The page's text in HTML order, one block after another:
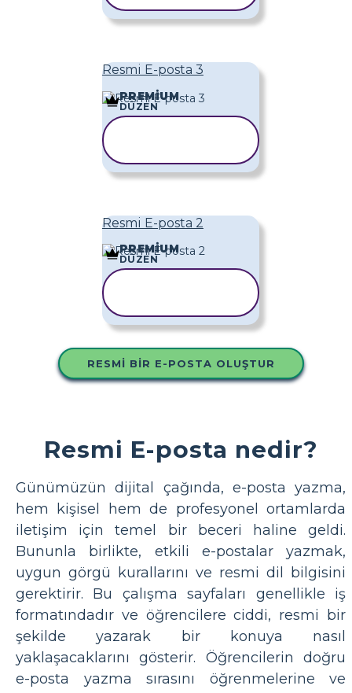
Resmi E-posta 3
PREMIUM
DÜZEN
Resmi E-posta 2
PREMIUM
DÜZEN
RESMI BIR E-POSTA OLUŞTUR
Resmi E-posta nedir?
Günümüzün dijital çağında, e-posta yazma,
hem kişisel hem de profesyonel ortamlarda
iletişim için temel bir beceri haline geldi.
Bununla birlikte, etkili e-postalar yazmak,
uygun görgü kurallarını ve resmi dil bilgisini
gerektirir. Bu çalışma sayfaları genellikle iş
formatındadır ve öğrencilere ciddi, resmi bir
şekilde yazarak bir konuya nasıl
yaklaşacaklarını gösterir. Öğrencilerin doğru
e-posta yazma sırasını öğrenmelerine ve